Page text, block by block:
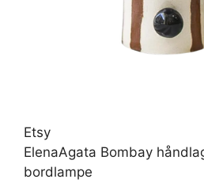
Etsy
ElenaAgata Bombay
bordlampe